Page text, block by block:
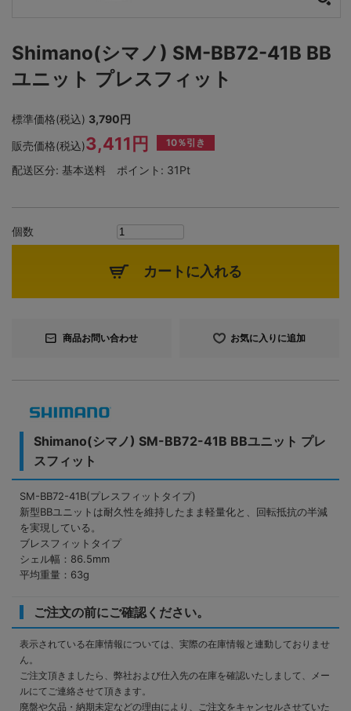
Shimano(シマノ) SM-BB72-41B BB
ユニット プレスフィット
標準価格(税込) 3,790円
販売価格(税込)3,411円 10％引き
配送区分: 基本送料 ポイント: 31Pt
個数
カートに入れる
商品お問い合わせ お気に入りに追加
Shimano(シマノ) SM-BB72-41B BBユニット プレ
スフィット
SM-BB72-41B(プレスフィットタイプ)
新型BBユニットは耐久性を維持したまま軽量化と、回転抵抗の半減
を実現している。
ブレスフィットタイプ
シェル幅：86.5mm
平均重量：63g
ご注文の前にご確認ください。
表示されている在庫情報については、実際の在庫情報と連動しておりませ
ん。
ご注文頂きましたら、弊社および仕入先の在庫を確認いたしまして、メー
ルにてご連絡させて頂きます。
廃盤や欠品・納期未定などの理由により、ご注文をキャンセルさせていた